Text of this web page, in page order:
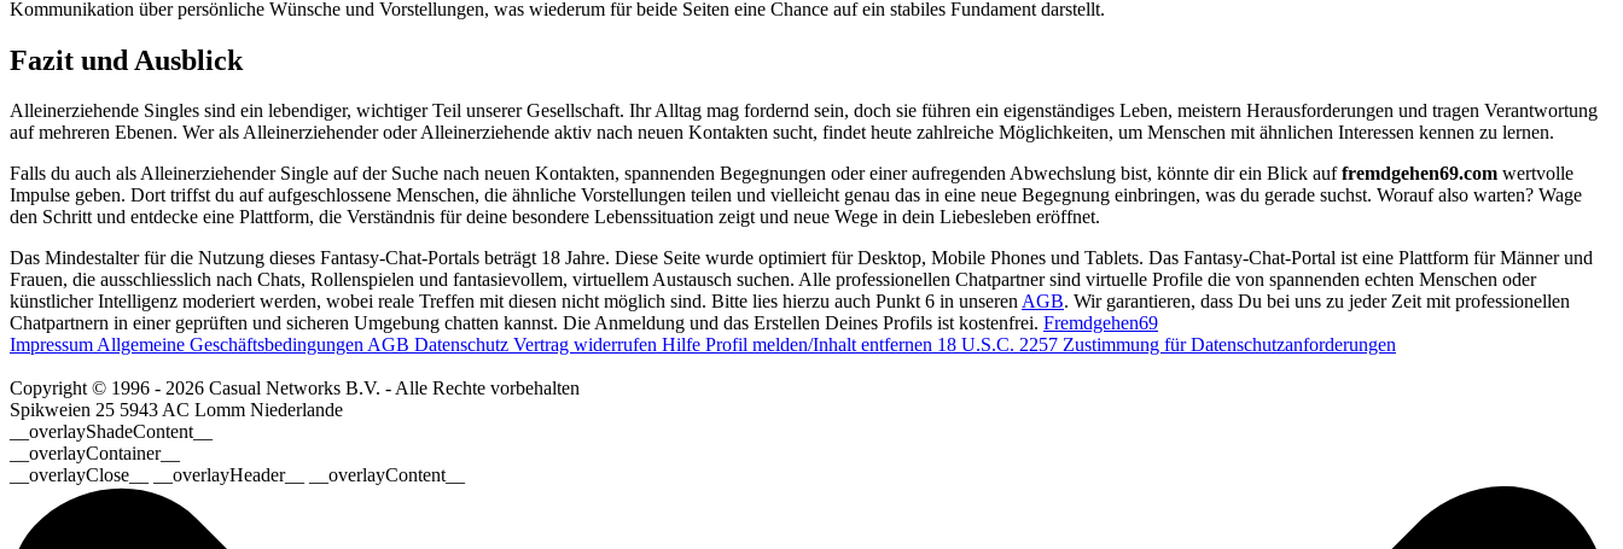
Kommunikation über persönliche Wünsche und Vorstellungen, was wiederum für beide Seiten eine Chance auf ein stabiles Fundament darstellt.
Fazit und Ausblick
Alleinerziehende Singles sind ein lebendiger, wichtiger Teil unserer Gesellschaft. Ihr Alltag mag fordernd sein, doch sie führen ein eigenständiges Leben, meistern Herausforderungen und tragen Verantwortung
auf mehreren Ebenen. Wer als Alleinerziehender oder Alleinerziehende aktiv nach neuen Kontakten sucht, findet heute zahlreiche Möglichkeiten, um Menschen mit ähnlichen Interessen kennen zu lernen.
Falls du auch als Alleinerziehender Single auf der Suche nach neuen Kontakten, spannenden Begegnungen oder einer aufregenden Abwechslung bist, könnte dir ein Blick auffremdgehen69.com wertvolle
Impulse geben. Dort triffst du auf aufgeschlossene Menschen, die ähnliche Vorstellungen teilen und vielleicht genau das in eine neue Begegnung einbringen, was du gerade suchst. Worauf also warten? Wage
den Schritt und entdecke eine Plattform, die Verständnis für deine besondere Lebenssituation zeigt und neue Wege in dein Liebesleben eröffnet.
Das Mindestalter für die Nutzung dieses Fantasy-Chat-Portals beträgt 18 Jahre. Diese Seite wurde optimiert für Desktop, Mobile Phones und Tablets. Das Fantasy-Chat-Portal ist eine Plattform für Männer und
Frauen, die ausschliesslich nach Chats, Rollenspielen und fantasievollem, virtuellem Austausch suchen. Alle professionellen Chatpartner sind virtuelle Profile die von spannenden echten Menschen oder
künstlicher Intelligenz moderiert werden, wobei reale Treffen mit diesen nicht möglich sind. Bitte lies hierzu auch Punkt 6 in unserenAGB. Wir garantieren, dass Du bei uns zu jeder Zeit mit professionellen
Chatpartnern in einer geprüften und sicheren Umgebung chatten kannst. Die Anmeldung und das Erstellen Deines Profils ist kostenfrei. Fremdgehen69
ImpressumAllgemeine GeschäftsbedingungenAGB Datenschutz Vertrag widerrufen Hilfe Profil melden/Inhalt entfernen 18 U.S.C. 2257 Zustimmung für Datenschutzanforderungen
Copyright © 1996 - 2026 Casual Networks B.V. - Alle Rechte vorbehalten
Spikweien 25 5943 AC Lomm Niederlande
__overlayShadeContent__
__overlayContainer__
__overlayClose__ __overlayHeader__ __overlayContent__